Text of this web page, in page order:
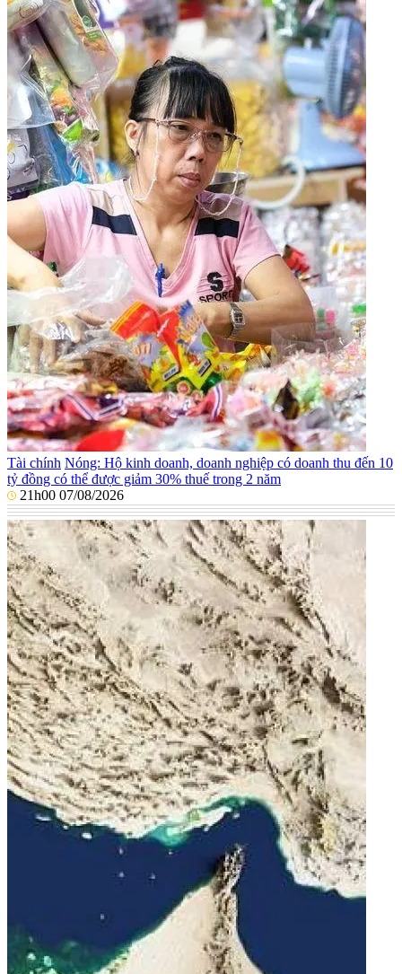
Tài chính Nóng: Hộ kinh doanh, doanh nghiệp có doanh thu đến 10
tỷ đồng có thể được giảm 30% thuế trong 2 năm
21h00 07/08/2026